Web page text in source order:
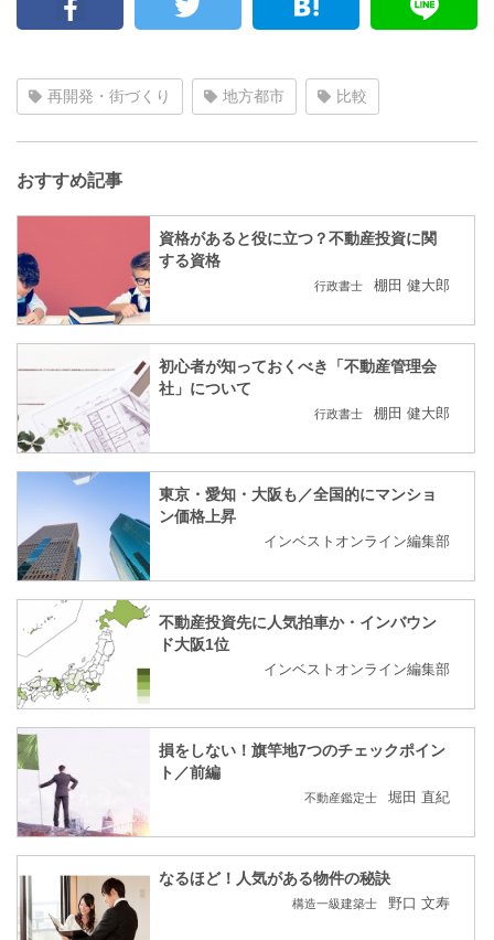
再開発・街づくり 地方都市 比較
おすすめ記事
資格があると役に立つ？不動産投資に関
する資格
行政書士 棚田 健大郎
初心者が知っておくべき「不動産管理会
社」について
行政書士 棚田 健大郎
東京・愛知・大阪も／全国的にマンショ
ン価格上昇
インベストオンライン編集部
不動産投資先に人気拍車か・インバウン
ド大阪1位
インベストオンライン編集部
損をしない！旗竿地7つのチェックポイン
ト／前編
不動産鑑定士 堀田 直紀
なるほど！人気がある物件の秘訣
構造一級建築士 野口 文寿